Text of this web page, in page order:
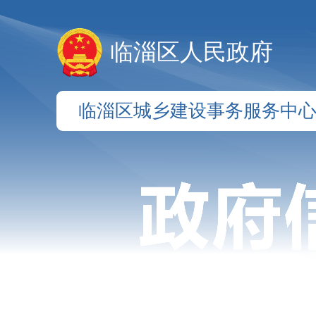
临淄区人民政府
临淄区城乡建设事务服务中心